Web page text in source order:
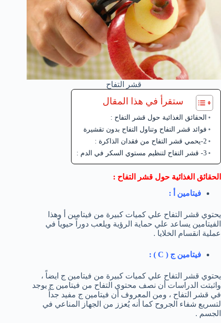
قشر التفاح
ستقرأ في هذا المقال
الحقائق الغذائية حول قشر التفاح :
فوائد قشر التفاح وتناول التفاح بدون تقشيرة
2-يحمي قشر التفاح من فقدان الذاكرة :
3- قشر التفاح لتنظيم مستوي السكر في الدم :
الحقائق الغذائية حول قشر التفاح :
فيتامين أ :
يحتوي قشر التفاح علي كميات كبيرة من فيتامين أ وهذا
الفيتامين يساعد علي حماية الرؤية ويلعب دوراً حيوياً في
عملية انقسام الخلايا .
فيتامين ج ( C
) :
يحتوي قشر التفاح علي كميات كبيرة من فيتامين ج ايضاً ،
واثبتت الدراسات أن نصف محتوي التفاح من فيتامين ج يوجد
في قشر التفاح ، ومن المعروف أن فيتامين ج مفيد جداً
لتسريع شفاء الجروح كما أنه يُعزز من الجهاز المناعي في
الجسم .